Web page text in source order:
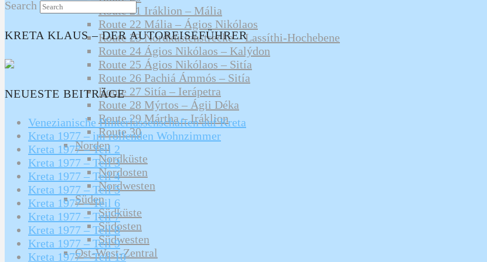
Route 21 Iráklion – Mália
Route 22 Mália – Ágios Nikólaos
Route 23 Nordküstenstrecke – Lassíthi-Hochebene
Route 24 Ágios Nikólaos – Kalýdon
Route 25 Ágios Nikólaos – Sitía
Route 26 Pachiá Ámmós – Sitía
Route 27 Sitía – Ierápetra
Route 28 Mýrtos – Ágii Déka
Route 29 Mártha – Iráklion
Route 30
Norden
Nordküste
Nordosten
Nordwesten
Süden
Südküste
Südosten
Südwesten
Ost-West-Zentral
Search
KRETA KLAUS – DER AUTOREISEFÜHRER
NEUESTE BEITRÄGE
Venezianische Hinterlassenschaften auf Kreta
Kreta 1977 – im rollenden Wohnzimmer
Kreta 1977 – Teil 2
Kreta 1977 – Teil 3
Kreta 1977 – Teil 4
Kreta 1977 – Teil 5
Kreta 1977 – Teil 6
Kreta 1977 – Teil 7
Kreta 1977 – Teil 8
Kreta 1977 – Teil 9
Kreta 1977 – Teil 10